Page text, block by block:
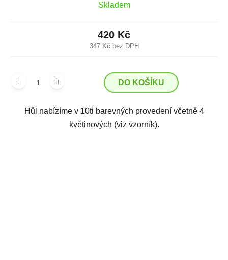
Skladem
347 Kč bez DPH
420 Kč
DO KOŠÍKU
Hůl nabízíme v 10ti barevných provedení včetně 4
květinových (viz vzorník).